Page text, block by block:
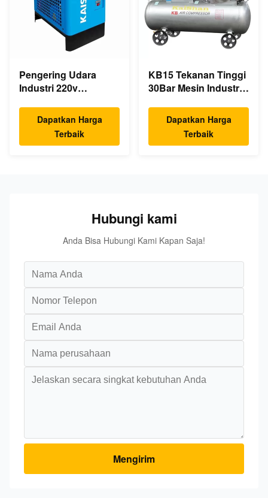
Pengering Udara
Industri 220v
Terkompresi Listrik
Pendingin
Dapatkan Harga
Terbaik
KB15 Tekanan Tinggi
30Bar Mesin Industri
Piston 15kw 20hp
Kebisingan Rendah
Dapatkan Harga
Terbaik
Hubungi kami
Anda Bisa Hubungi Kami Kapan Saja!
Mengirim